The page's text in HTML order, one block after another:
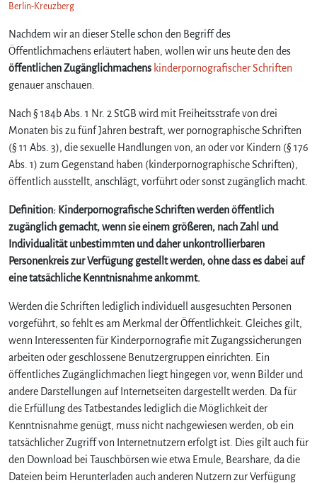
Berlin-Kreuzberg
Nachdem wir an dieser Stelle schon den Begriff des
Öffentlichmachens erläutert haben, wollen wir uns heute den des
öffentlichen Zugänglichmachens kinderpornografischer Schriften
genauer anschauen.
Nach § 184b Abs. 1 Nr. 2 StGB wird mit Freiheitsstrafe von drei
Monaten bis zu fünf Jahren bestraft, wer pornographische Schriften
(§ 11 Abs. 3), die sexuelle Handlungen von, an oder vor Kindern (§ 176
Abs. 1) zum Gegenstand haben (kinderpornographische Schriften),
öffentlich ausstellt, anschlägt, vorführt oder sonst zugänglich macht.
Definition: Kinderpornografische Schriften werden öffentlich
zugänglich gemacht, wenn sie einem größeren, nach Zahl und
Individualität unbestimmten und daher unkontrollierbaren
Personenkreis zur Verfügung gestellt werden, ohne dass es dabei auf
eine tatsächliche Kenntnisnahme ankommt.
Werden die Schriften lediglich individuell ausgesuchten Personen
vorgeführt, so fehlt es am Merkmal der Öffentlichkeit. Gleiches gilt,
wenn Interessenten für Kinderpornografie mit Zugangssicherungen
arbeiten oder geschlossene Benutzergruppen einrichten. Ein
öffentliches Zugänglichmachen liegt hingegen vor, wenn Bilder und
andere Darstellungen auf Internetseiten dargestellt werden. Da für
die Erfüllung des Tatbestandes lediglich die Möglichkeit der
Kenntnisnahme genügt, muss nicht nachgewiesen werden, ob ein
tatsächlicher Zugriff von Internetnutzern erfolgt ist. Dies gilt auch für
den Download bei Tauschbörsen wie etwa Emule, Bearshare, da die
Dateien beim Herunterladen auch anderen Nutzern zur Verfügung